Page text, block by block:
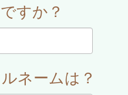
すか？
ネームは？